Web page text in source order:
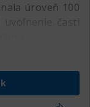
úroveň 100
časti